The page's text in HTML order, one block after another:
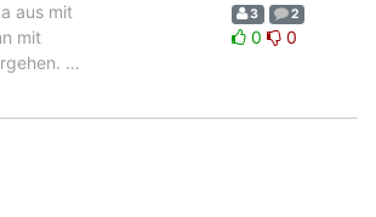
aus mit
mit
…
3 2
0 0